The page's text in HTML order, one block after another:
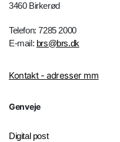
3460 Birkerød
Telefon: 7285 2000
E-mail: brs@brs.dk
Kontakt - adresser mm
Genveje
Digital post